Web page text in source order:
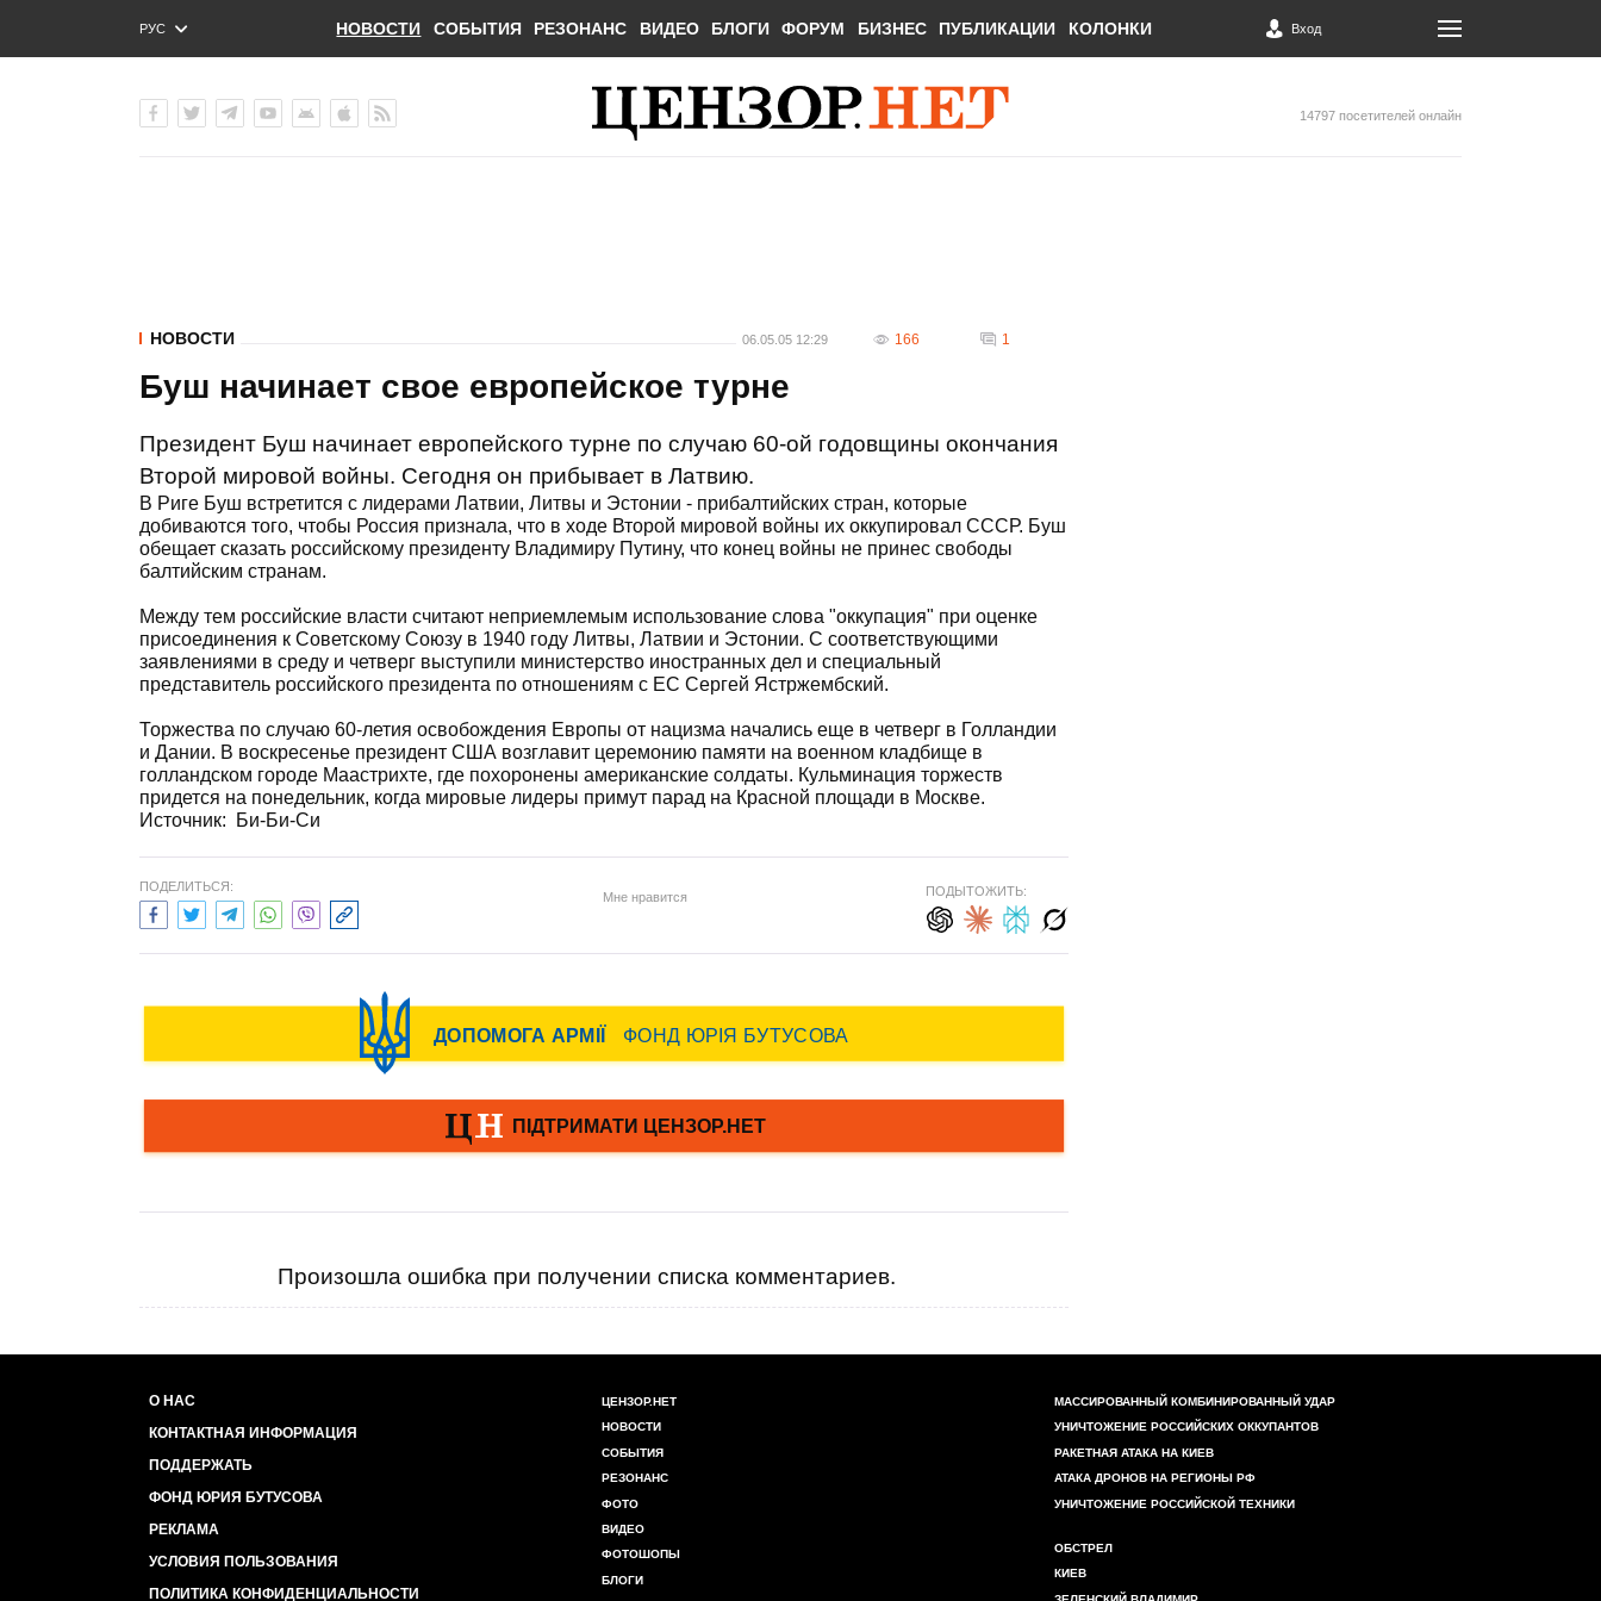
РУС
ENG
НОВОСТИ СОБЫТИЯ РЕЗОНАНС ВИДЕО БЛОГИ ФОРУМ БИЗНЕС ПУБЛИКАЦИИ КОЛОНКИ Вход
14797 посетителей онлайн
НОВОСТИ 06.05.05 12:29 166 1
Буш начинает свое европейское турне
Президент Буш начинает европейского турне по случаю 60-ой годовщины окончания
Второй мировой войны. Сегодня он прибывает в Латвию.
В Риге Буш встретится с лидерами Латвии, Литвы и Эстонии - прибалтийских стран, которые
добиваются того, чтобы Россия признала, что в ходе Второй мировой войны их оккупировал СССР. Буш
обещает сказать российскому президенту Владимиру Путину, что конец войны не принес свободы
балтийским странам.
Между тем российские власти считают неприемлемым использование слова "оккупация" при оценке
присоединения к Советскому Союзу в 1940 году Литвы, Латвии и Эстонии. С соответствующими
заявлениями в среду и четверг выступили министерство иностранных дел и специальный
представитель российского президента по отношениям с ЕС Сергей Ястржембский.
Торжества по случаю 60-летия освобождения Европы от нацизма начались еще в четверг в Голландии
и Дании. В воскресенье президент США возглавит церемонию памяти на военном кладбище в
голландском городе Маастрихте, где похоронены американские солдаты. Кульминация торжеств
придется на понедельник, когда мировые лидеры примут парад на Красной площади в Москве.
Источник: Би-Би-Си
ПОДЕЛИТЬСЯ:
Мне нравится ПОДЫТОЖИТЬ:
Произошла ошибка при получении списка комментариев.
О НАС
КОНТАКТНАЯ ИНФОРМАЦИЯ
ПОДДЕРЖАТЬ
ФОНД ЮРИЯ БУТУСОВА
РЕКЛАМА
УСЛОВИЯ ПОЛЬЗОВАНИЯ
ПОЛИТИКА КОНФИДЕНЦИАЛЬНОСТИ
ЦЕНЗОР.НЕТ
НОВОСТИ
СОБЫТИЯ
РЕЗОНАНС
ФОТО
ВИДЕО
ФОТОШОПЫ
БЛОГИ
МАССИРОВАННЫЙ КОМБИНИРОВАННЫЙ УДАР
УНИЧТОЖЕНИЕ РОССИЙСКИХ ОККУПАНТОВ
РАКЕТНАЯ АТАКА НА КИЕВ
АТАКА ДРОНОВ НА РЕГИОНЫ РФ
УНИЧТОЖЕНИЕ РОССИЙСКОЙ ТЕХНИКИ
ОБСТРЕЛ
КИЕВ